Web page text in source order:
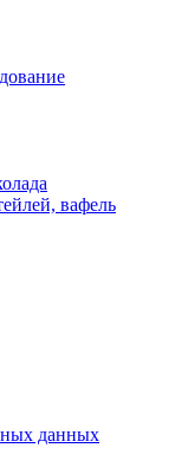
вафель
данных